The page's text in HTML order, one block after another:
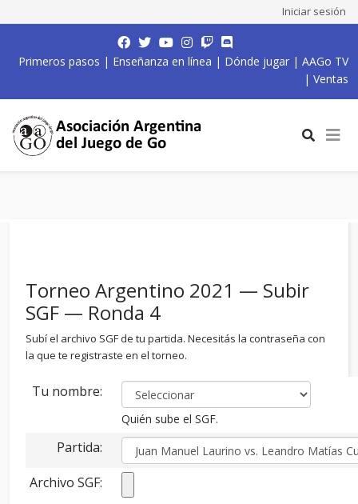
Iniciar sesión
Primeros pasos | Enseñanza en línea | Dónde jugar | AAGo TV
| Ventas
Torneo Argentino 2021 — Subir
SGF — Ronda 4
Subí el archivo SGF de tu partida. Necesitás la contraseña con
la que te registraste en el torneo.
Tu nombre:
Quién sube el SGF.
Partida:
Archivo SGF: